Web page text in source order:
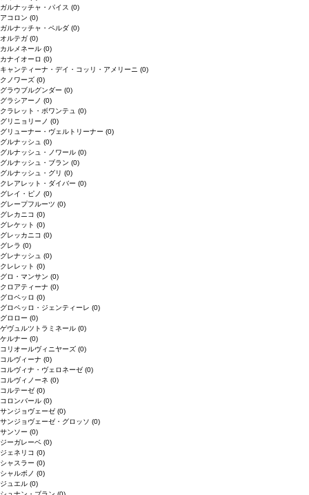
ガルナッチャ・パイス (0)
アコロン (0)
ガルナッチャ・ペルダ (0)
オルテガ (0)
カルメネール (0)
カナイオーロ (0)
キャンティーナ・デイ・コッリ・アメリーニ (0)
クノワーズ (0)
グラウブルグンダー (0)
グラシアーノ (0)
クラレット・ボワンテュ (0)
グリニョリーノ (0)
グリューナー・ヴェルトリーナー (0)
グルナッシュ (0)
グルナッシュ・ノワール (0)
グルナッシュ・ブラン (0)
グルナッシュ・グリ (0)
クレアレット・ダイバー (0)
グレイ・ピノ (0)
グレープフルーツ (0)
グレカニコ (0)
グレケット (0)
グレッカニコ (0)
グレラ (0)
グレナッシュ (0)
クレレット (0)
グロ・マンサン (0)
クロアティーナ (0)
グロペッロ (0)
グロペッロ・ジェンティーレ (0)
グロロー (0)
ゲヴュルツトラミネール (0)
ケルナー (0)
コリオールヴィニヤーズ (0)
コルヴィーナ (0)
コルヴィナ・ヴェロネーゼ (0)
コルヴィノーネ (0)
コルテーゼ (0)
コロンバール (0)
サンジョヴェーゼ (0)
サンジョヴェーゼ・グロッソ (0)
サンソー (0)
ジーガレーベ (0)
ジェネリコ (0)
シャスラー (0)
シャルボノ (0)
ジュエル (0)